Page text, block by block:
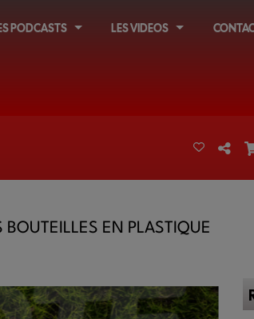
PODCASTS LES VIDEOS
EN PLASTIQUE